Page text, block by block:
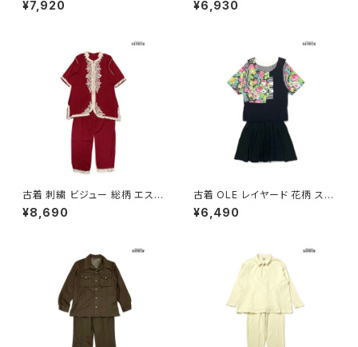
ーブ セットアップ 緑 (otu2605
¥7,920 ¥6,930
古着 刺繍 ビジュー 総柄 エスニ
ック柄 ロング丈 半袖 セットアッ
プ 赤 (otu2604101)
¥8,690
古着 OLE レイヤード 花柄 スト
ライプ柄 コットン ミニ丈 ノース
リーブ 半袖 セットアップ 黒 白
¥6,490